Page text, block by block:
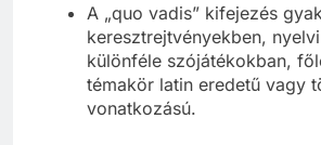
A „quo vadis” kifejezés
keresztrejtvényekben,
különféle szójátékokban,
témakör latin eredetű vagy
vonatkozású.